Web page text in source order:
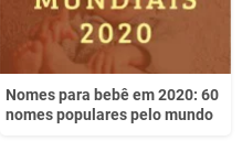
Nomes para bebê em 2020: 60
nomes populares pelo mundo